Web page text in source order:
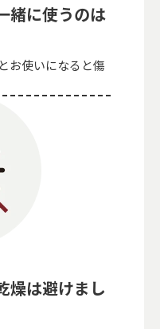
緒に使うのは
お使いになると傷
燥は避けまし